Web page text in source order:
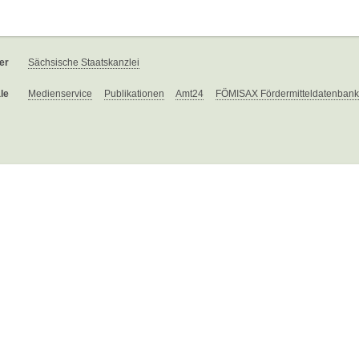
Sächsische Staatskanzlei
Medienservice Publikationen Amt24 FÖMISAX Fördermitteldatenbank